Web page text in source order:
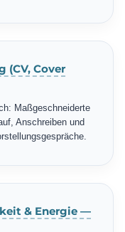
(CV, Cover
Maßgeschneiderte
Anschreiben und
& Energie —